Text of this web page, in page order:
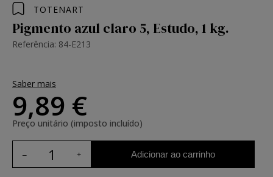
TOTENART
Pigmento azul claro 5, Estudo, 1 kg.
Referência: 84-E213
Saber mais
9,89 €
Preço unitário (imposto incluído)
Adicionar ao carrinho